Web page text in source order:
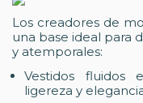
Los creadores de
una base ideal para
y atemporales:
Vestidos fluidos
ligereza y